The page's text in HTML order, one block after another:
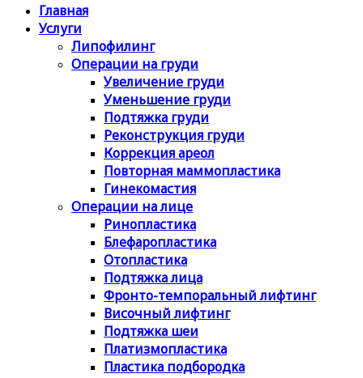
Главная
Услуги
Липофилинг
Операции на груди
Увеличение груди
Уменьшение груди
Подтяжка груди
Реконструкция груди
Коррекция ареол
Повторная маммопластика
Гинекомастия
Операции на лице
Ринопластика
Блефаропластика
Отопластика
Подтяжка лица
Фронто-темпоральный лифтинг
Височный лифтинг
Подтяжка шеи
Платизмопластика
Пластика подбородка